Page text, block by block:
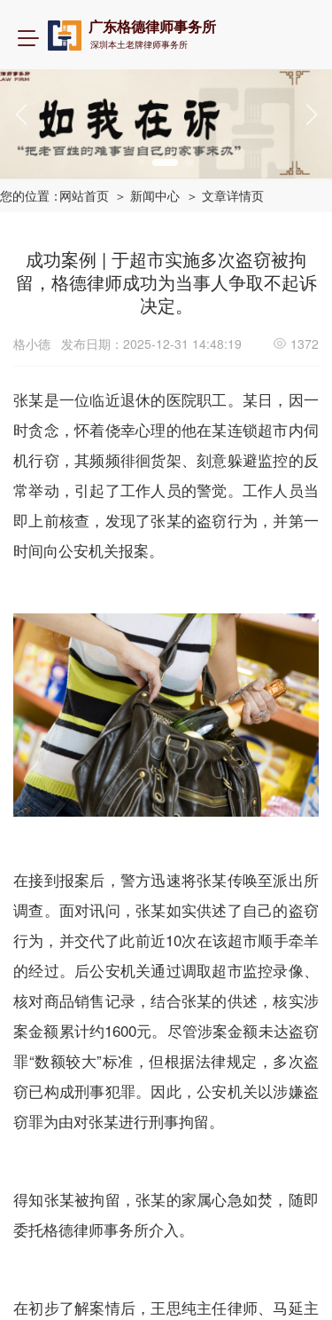
T
g
n
v
i
t
i
o
广东格德律师事务所
深圳本土老牌律师事务所
您的位置：网站首页 ＞ 新闻中心 ＞ 文章详情页
成功案例 | 于超市实施多次盗窃被拘
留，格德律师成功为当事人争取不起诉
决定。
格小德 发布日期：2025-12-31 14:48:19 1372
张某是一位临近退休的医院职工。某日，因一
时贪念，怀着侥幸心理的他在某连锁超市内伺
机行窃，其频频徘徊货架、刻意躲避监控的反
常举动，引起了工作人员的警觉。工作人员当
即上前核查，发现了张某的盗窃行为，并第一
时间向公安机关报案。
在接到报案后，警方迅速将张某传唤至派出所
调查。面对讯问，张某如实供述了自己的盗窃
行为，并交代了此前近10次在该超市顺手牵羊
的经过。后公安机关通过调取超市监控录像、
核对商品销售记录，结合张某的供述，核实涉
案金额累计约1600元。尽管涉案金额未达盗窃
罪“数额较大”标准，但根据法律规定，多次盗
窃已构成刑事犯罪。因此，公安机关以涉嫌盗
窃罪为由对张某进行刑事拘留。
得知张某被拘留，张某的家属心急如焚，随即
委托格德律师事务所介入。
在初步了解案情后，王思纯主任律师、马延主